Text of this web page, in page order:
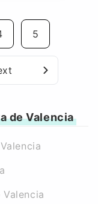
5
de Valencia